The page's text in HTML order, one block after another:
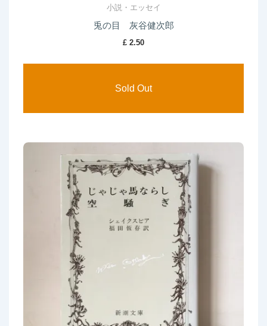
小説・エッセイ
兎の目 灰谷健次郎
£ 2.50